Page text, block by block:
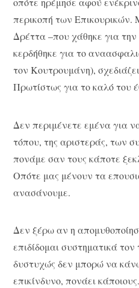
περικοπή των Επικουρικών.
Δρέττα –που χάθηκε για
κερδήθηκε για το
τον Κουτρουμάνη),
Πρωτίστως για το καλό του
Δεν περιμένετε εμένα για
τόπου, της αριστεράς, των
πονάμε σαν τους κάποτε
Οπότε μας μένουν τα
ανασάνουμε.
Δεν ξέρω αν η
επιδίδομαι συστηματικά
δυστυχώς δεν μπορώ να
επικίνδυνο, πονάει